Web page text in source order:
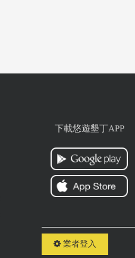
下載悠遊墾丁APP
業者登入